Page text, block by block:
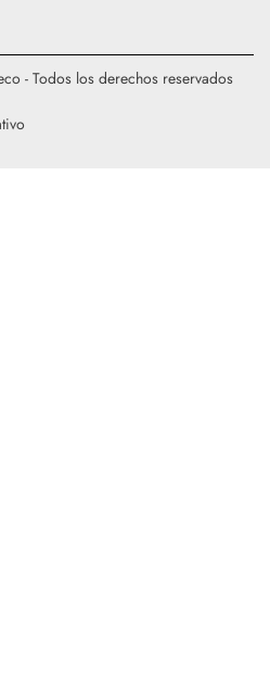
- Todos los derechos reservados